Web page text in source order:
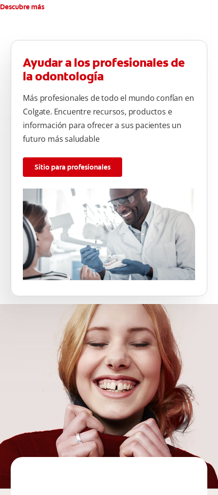
Descubre más
Ayudar a los profesionales de
la odontología
Más profesionales de todo el mundo confían en
Colgate. Encuentre recursos, productos e
información para ofrecer a sus pacientes un
futuro más saludable
Sitio para profesionales